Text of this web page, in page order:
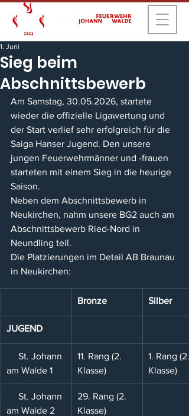
Sieg beim
Abschnittsbewerb
1. Juni
Am Samstag, 30.05.2026, startete
wieder die offizielle Ligawertung und
der Start verlief sehr erfolgreich für die
Saiga Hanser Jugend. Den unsere
jungen Feuerwehrmänner und -frauen
starteten mit einem Sieg in die heurige
Saison.
Neben dem Abschnittsbewerb in
Neukirchen, nahm unsere BG2 auch am
Abschnittsbewerb Ried-Nord in
Neundling teil.
Die Platzierungen im Detail AB Braunau
in Neukirchen:
Bronze Silber
JUGEND
St. Johann
am Walde 1
11. Rang (2.
Klasse)
1. Rang (2.
Klasse)
St. Johann
am Walde 2
29. Rang (2.
Klasse)